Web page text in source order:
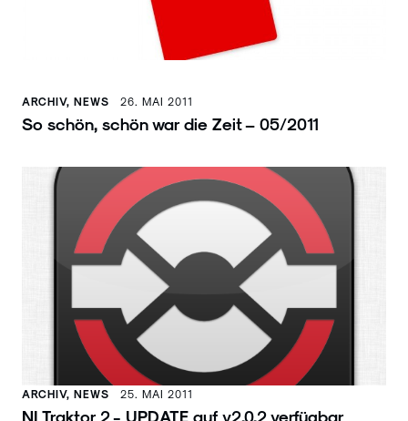
ARCHIV, NEWS 26. MAI 2011
So schön, schön war die Zeit – 05/2011
ARCHIV, NEWS 25. MAI 2011
NI Traktor 2 - UPDATE auf v2.0.2 verfügbar